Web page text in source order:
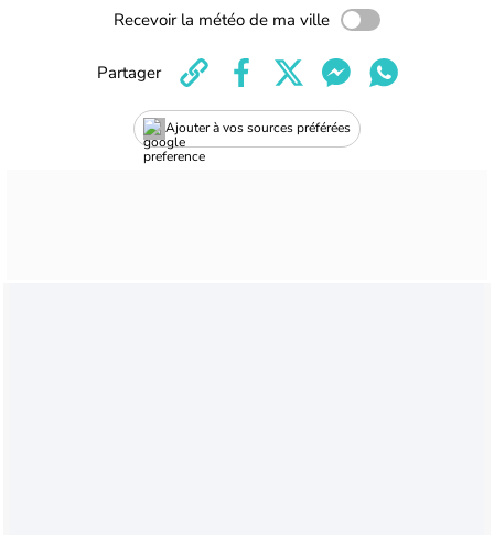
Recevoir la météo de ma ville
Ajouter à vos sources préférées
Partager